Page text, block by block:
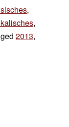
,
,
2013,